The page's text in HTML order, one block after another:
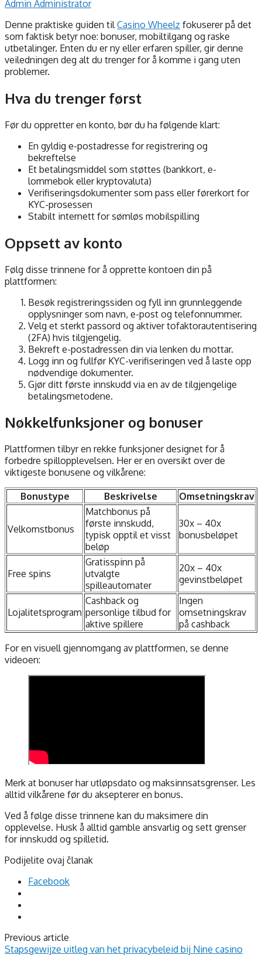
Admin Administrator
Denne praktiske guiden til Casino Wheelz fokuserer på det
som faktisk betyr noe: bonuser, mobiltilgang og raske
utbetalinger. Enten du er ny eller erfaren spiller, gir denne
veiledningen deg alt du trenger for å komme i gang uten
problemer.
Hva du trenger først
Før du oppretter en konto, bør du ha følgende klart:
En gyldig e-postadresse for registrering og
bekreftelse
Et betalingsmiddel som støttes (bankkort, e-
lommebok eller kryptovaluta)
Verifiseringsdokumenter som pass eller førerkort for
KYC-prosessen
Stabilt internett for sømløs mobilspilling
Oppsett av konto
Følg disse trinnene for å opprette kontoen din på
plattformen:
Besøk registreringssiden og fyll inn grunnleggende
opplysninger som navn, e-post og telefonnummer.
Velg et sterkt passord og aktiver tofaktorautentisering
(2FA) hvis tilgjengelig.
Bekreft e-postadressen din via lenken du mottar.
Logg inn og fullfør KYC-verifiseringen ved å laste opp
nødvendige dokumenter.
Gjør ditt første innskudd via en av de tilgjengelige
betalingsmetodene.
Nøkkelfunksjoner og bonuser
Plattformen tilbyr en rekke funksjoner designet for å
forbedre spillopplevelsen. Her er en oversikt over de
viktigeste bonusene og vilkårene:
Bonustype Beskrivelse Omsetningskrav
Velkomstbonus
Matchbonus på
første innskudd,
typisk opptil et visst
beløp
30x – 40x
bonusbeløpet
Free spins
Gratisspinn på
utvalgte
spilleautomater
20x – 40x
gevinstbeløpet
Lojalitetsprogram
Cashback og
personlige tilbud for
aktive spillere
Ingen
omsetningskrav
på cashback
For en visuell gjennomgang av plattformen, se denne
videoen:
Merk at bonuser har utløpsdato og maksinnsatsgrenser. Les
alltid vilkårene før du aksepterer en bonus.
Ved å følge disse trinnene kan du maksimere din
opplevelse. Husk å alltid gamble ansvarlig og sett grenser
for innskudd og spilletid.
Podijelite ovaj članak
Facebook
Previous article
Stapsgewijze uitleg van het privacybeleid bij Nine casino